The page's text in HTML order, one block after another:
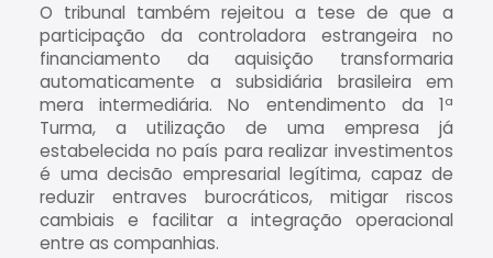
O tribunal também rejeitou a tese de que a
participação da controladora estrangeira no
financiamento da aquisição transformaria
automaticamente a subsidiária brasileira em
mera intermediária. No entendimento da 1ª
Turma, a utilização de uma empresa já
estabelecida no país para realizar investimentos
é uma decisão empresarial legítima, capaz de
reduzir entraves burocráticos, mitigar riscos
cambiais e facilitar a integração operacional
entre as companhias.